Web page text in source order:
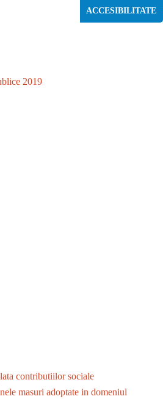
2019
contributiilor sociale
masuri adoptate in domeniul
ACCESIBILITATE